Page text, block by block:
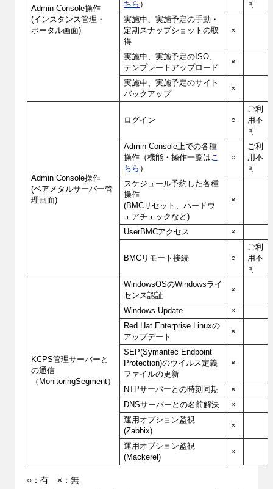
Admin Console操作
(インスタンス管理・
ポータル画面)
ちら ）
可
実施中、実施予定の手動・
定期スナップショットの取
得
×
実施中、実施予定のISO、
テンプレートアップロード
×
実施中、実施予定のサイト
バックアップ
×
Admin Console操作
(ベアメタルサーバー管
理画面)
ログイン ○
ご利
用不
可
Admin Console上での各種
操作（機能・操作一覧は こ
ちら ）
○
ご利
用不
可
スケジュール予約した各種
操作
(BMCリセット、ハードウ
ェアチェックなど)
×
UserBMCアクセス ×
BMCリモート接続 ○
ご利
用不
可
KCPS管理サーバーと
の通信
（MonitoringSegment）
WindowsOSのWindowsライ
センス認証
×
Windows Update
×
Red Hat Enterprise Linuxの
アップデート
×
SEP(Symantec Endpoint
Protection)のウイルス定義
ファイルの更新
×
NTPサーバーとの時刻同期
×
DNSサーバーとの名前解決
×
運用オプション監視
(Zabbix)
×
運用オプション監視
(Mackerel)
×
○：有 ×：無